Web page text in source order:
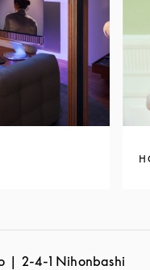
2-4-1 Nihonbashi